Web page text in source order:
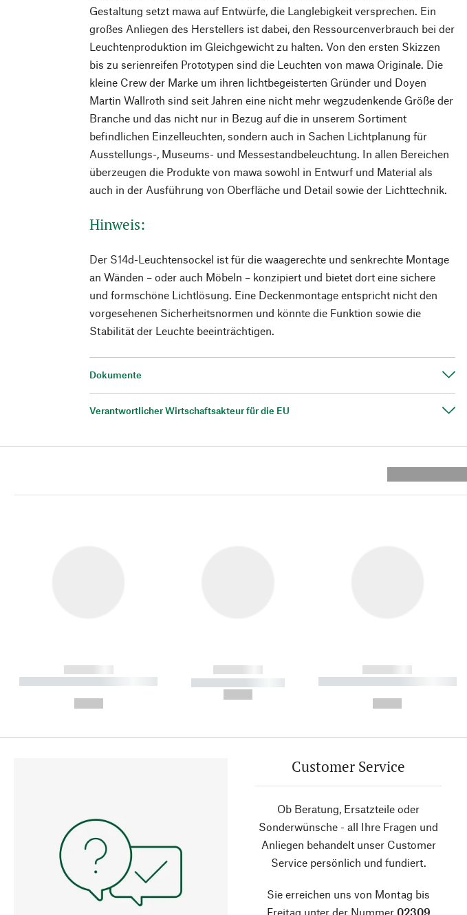
Gestaltung setzt mawa auf Entwürfe, die Langlebigkeit versprechen. Ein
großes Anliegen des Herstellers ist dabei, den Ressourcenverbrauch bei der
Leuchtenproduktion im Gleichgewicht zu halten. Von den ersten Skizzen
bis zu serienreifen Prototypen sind die Leuchten von mawa Originale. Die
kleine Crew der Marke um ihren lichtbegeisterten Gründer und Doyen
Martin Wallroth sind seit Jahren eine nicht mehr wegzudenkende Größe der
Branche und das nicht nur in Bezug auf die in unserem Sortiment
befindlichen Einzelleuchten, sondern auch in Sachen Lichtplanung für
Ausstellungs-, Museums- und Messestandbeleuchtung. In allen Bereichen
überzeugen die Produkte von mawa sowohl in Entwurf und Material als
auch in der Ausführung von Oberfläche und Detail sowie der Lichttechnik.
Hinweis:
Der S14d-Leuchtensockel ist für die waagerechte und senkrechte Montage
an Wänden – oder auch Möbeln – konzipiert und bietet dort eine sichere
und formschöne Lichtlösung. Eine Deckenmontage entspricht nicht den
vorgesehenen Sicherheitsnormen und könnte die Funktion sowie die
Stabilität der Leuchte beeinträchtigen.
Dokumente
Verantwortlicher Wirtschaftsakteur für die EU
------------
----------- ----------- ----------
------------
----------- -----------
------------
----------- ----------- ----------
Customer Service
Ob Beratung, Ersatzteile oder
Sonderwünsche - all Ihre Fragen und
Anliegen behandelt unser Customer
Service persönlich und fundiert.
Sie erreichen uns von Montag bis
Freitag unter der Nummer 02309